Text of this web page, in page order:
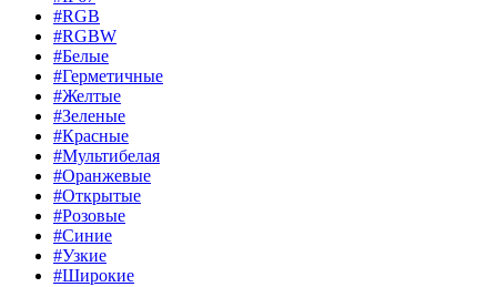
#RGB
#RGBW
#Белые
#Герметичные
#Желтые
#Зеленые
#Красные
#Мультибелая
#Оранжевые
#Открытые
#Розовые
#Синие
#Узкие
#Широкие